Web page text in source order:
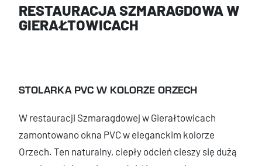
RESTAURACJA SZMARAGDOWA W
GIERAŁTOWICACH
STOLARKA PVC W KOLORZE ORZECH
W restauracji Szmaragdowej w Gierałtowicach
zamontowano okna PVC w eleganckim kolorze
Orzech. Ten naturalny, ciepły odcień cieszy się dużą